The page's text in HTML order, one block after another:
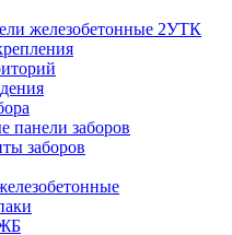
железобетонные 2УТК
панели заборов
заборов